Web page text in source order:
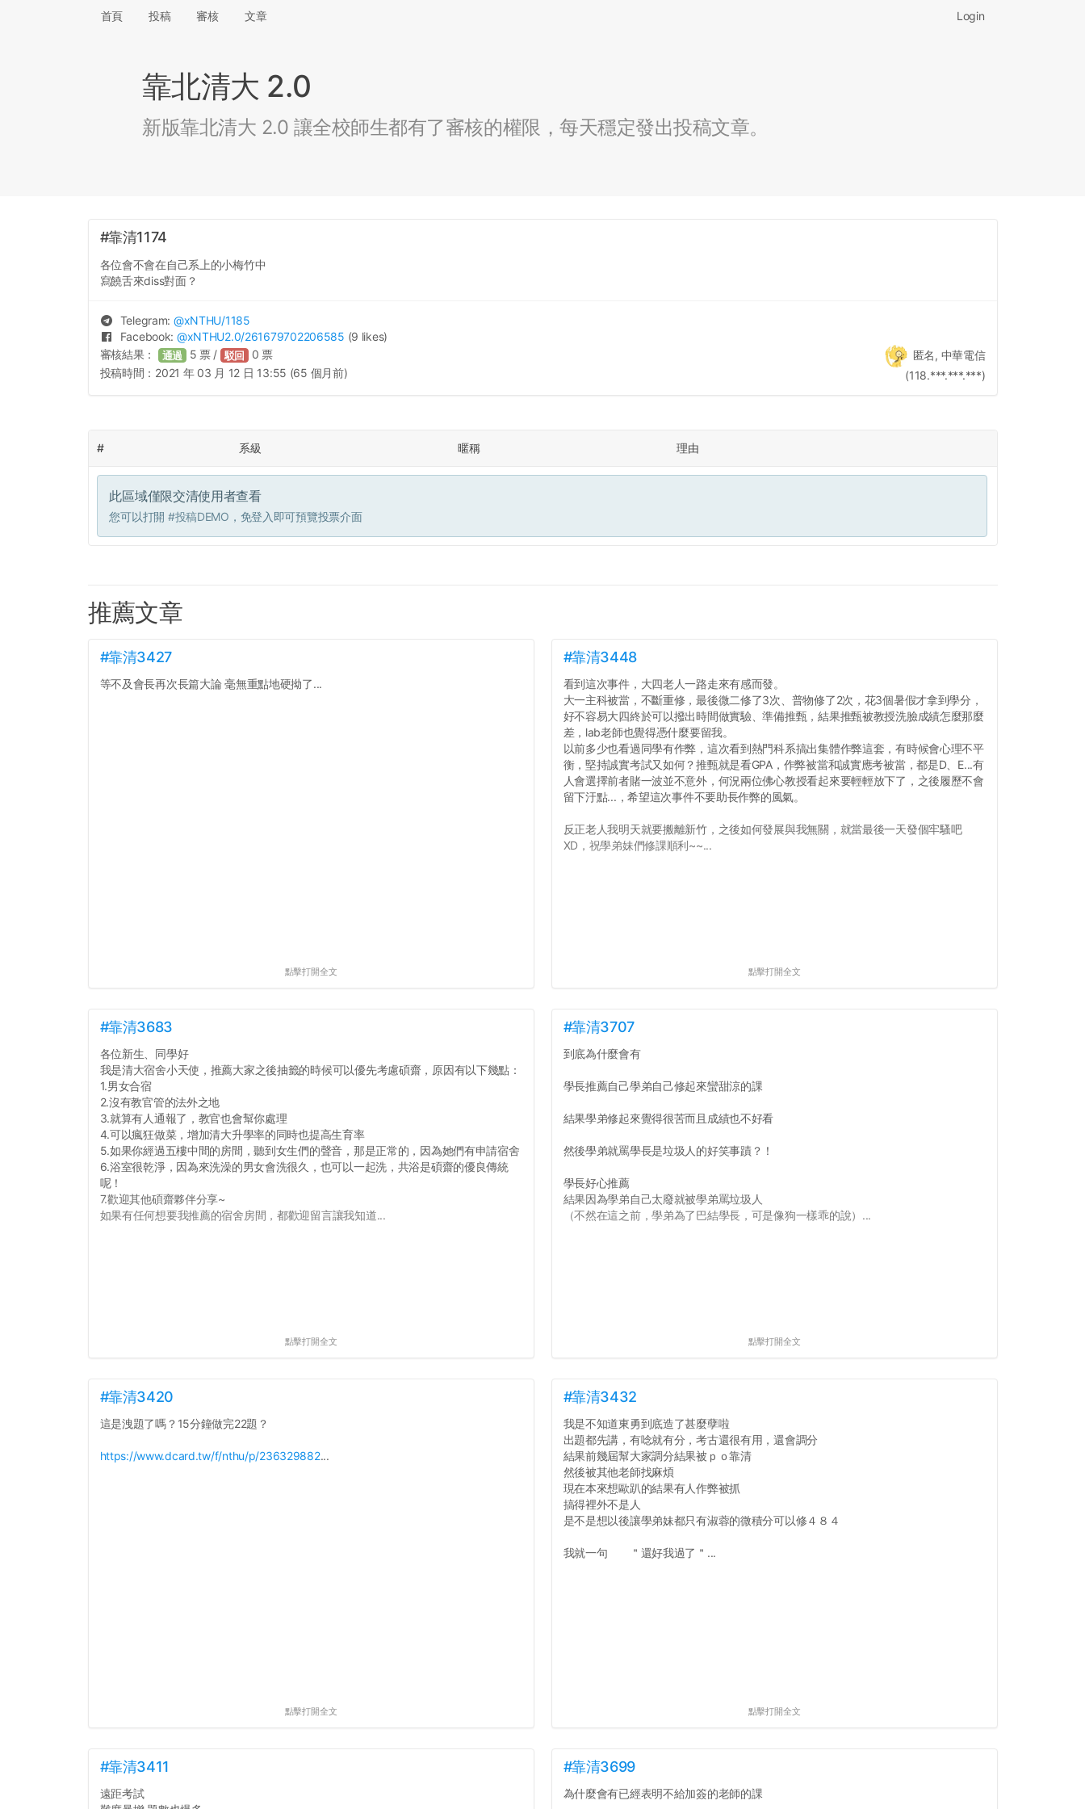
首頁 投稿 審核 文章 Login
靠北清大 2.0
新版靠北清大 2.0 讓全校師生都有了審核的權限，每天穩定發出投稿文章。
#靠清1174
各位會不會在自己系上的小梅竹中
寫饒舌來diss對面？
Telegram: @xNTHU/1185
Facebook: @xNTHU2.0/261679702206585 (9 likes)
匿名, 中華電信
(118.***.***.***)
審核結果： 通過 5 票 / 駁回 0 票
投稿時間： 2021 年 03 月 12 日 13:55 (65 個月前)
# 系級 暱稱 理由
此區域僅限交清使用者查看
您可以打開 #投稿DEMO ，免登入即可預覽投票介面
推薦文章
#靠清3427
等不及會長再次長篇大論 毫無重點地硬拗了...
點擊打開全文
#靠清3448
看到這次事件，大四老人一路走來有感而發。
大一主科被當，不斷重修，最後微二修了3次、普物修了2次，花3個暑假才拿到學分，
好不容易大四終於可以撥出時間做實驗、準備推甄，結果推甄被教授洗臉成績怎麼那麼
差，lab老師也覺得憑什麼要留我。
以前多少也看過同學有作弊，這次看到熱門科系搞出集體作弊這套，有時候會心理不平
衡，堅持誠實考試又如何？推甄就是看GPA，作弊被當和誠實應考被當，都是D、E...有
人會選擇前者賭一波並不意外，何況兩位佛心教授看起來要輕輕放下了，之後履歷不會
留下汙點...，希望這次事件不要助長作弊的風氣。
反正老人我明天就要搬離新竹，之後如何發展與我無關，就當最後一天發個牢騷吧
XD，祝學弟妹們修課順利~~...
點擊打開全文
#靠清3683
各位新生、同學好
我是清大宿舍小天使，推薦大家之後抽籤的時候可以優先考慮碩齋，原因有以下幾點：
1.男女合宿
2.沒有教官管的法外之地
3.就算有人通報了，教官也會幫你處理
4.可以瘋狂做菜，增加清大升學率的同時也提高生育率
5.如果你經過五樓中間的房間，聽到女生們的聲音，那是正常的，因為她們有申請宿舍
6.浴室很乾淨，因為來洗澡的男女會洗很久，也可以一起洗，共浴是碩齋的優良傳統
呢！
7.歡迎其他碩齋夥伴分享~
如果有任何想要我推薦的宿舍房間，都歡迎留言讓我知道...
點擊打開全文
#靠清3707
到底為什麼會有
學長推薦自己學弟自己修起來蠻甜涼的課
結果學弟修起來覺得很苦而且成績也不好看
然後學弟就罵學長是垃圾人的好笑事蹟？！
學長好心推薦
結果因為學弟自己太廢就被學弟罵垃圾人
（不然在這之前，學弟為了巴結學長，可是像狗一樣乖的說）...
點擊打開全文
#靠清3420
這是洩題了嗎？15分鐘做完22題？
https://www.dcard.tw/f/nthu/p/236329882...
點擊打開全文
#靠清3432
我是不知道東勇到底造了甚麼孽啦
出題都先講，有唸就有分，考古還很有用，還會調分
結果前幾屆幫大家調分結果被ｐｏ靠清
然後被其他老師找麻煩
現在本來想歐趴的結果有人作弊被抓
搞得裡外不是人
是不是想以後讓學弟妹都只有淑蓉的微積分可以修４８４
我就一句 ＂還好我過了＂...
點擊打開全文
#靠清3411
遠距考試
#靠清3699
為什麼會有已經表明不給加簽的老師的課